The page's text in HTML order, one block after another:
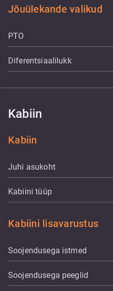
Jõuülekande valikud
PTO
Diferentsiaalilukk
Kabiin
Kabiin
Juhi asukoht
Kabiini tüüp
Kabiini lisavarustus
Soojendusega istmed
Soojendusega peeglid